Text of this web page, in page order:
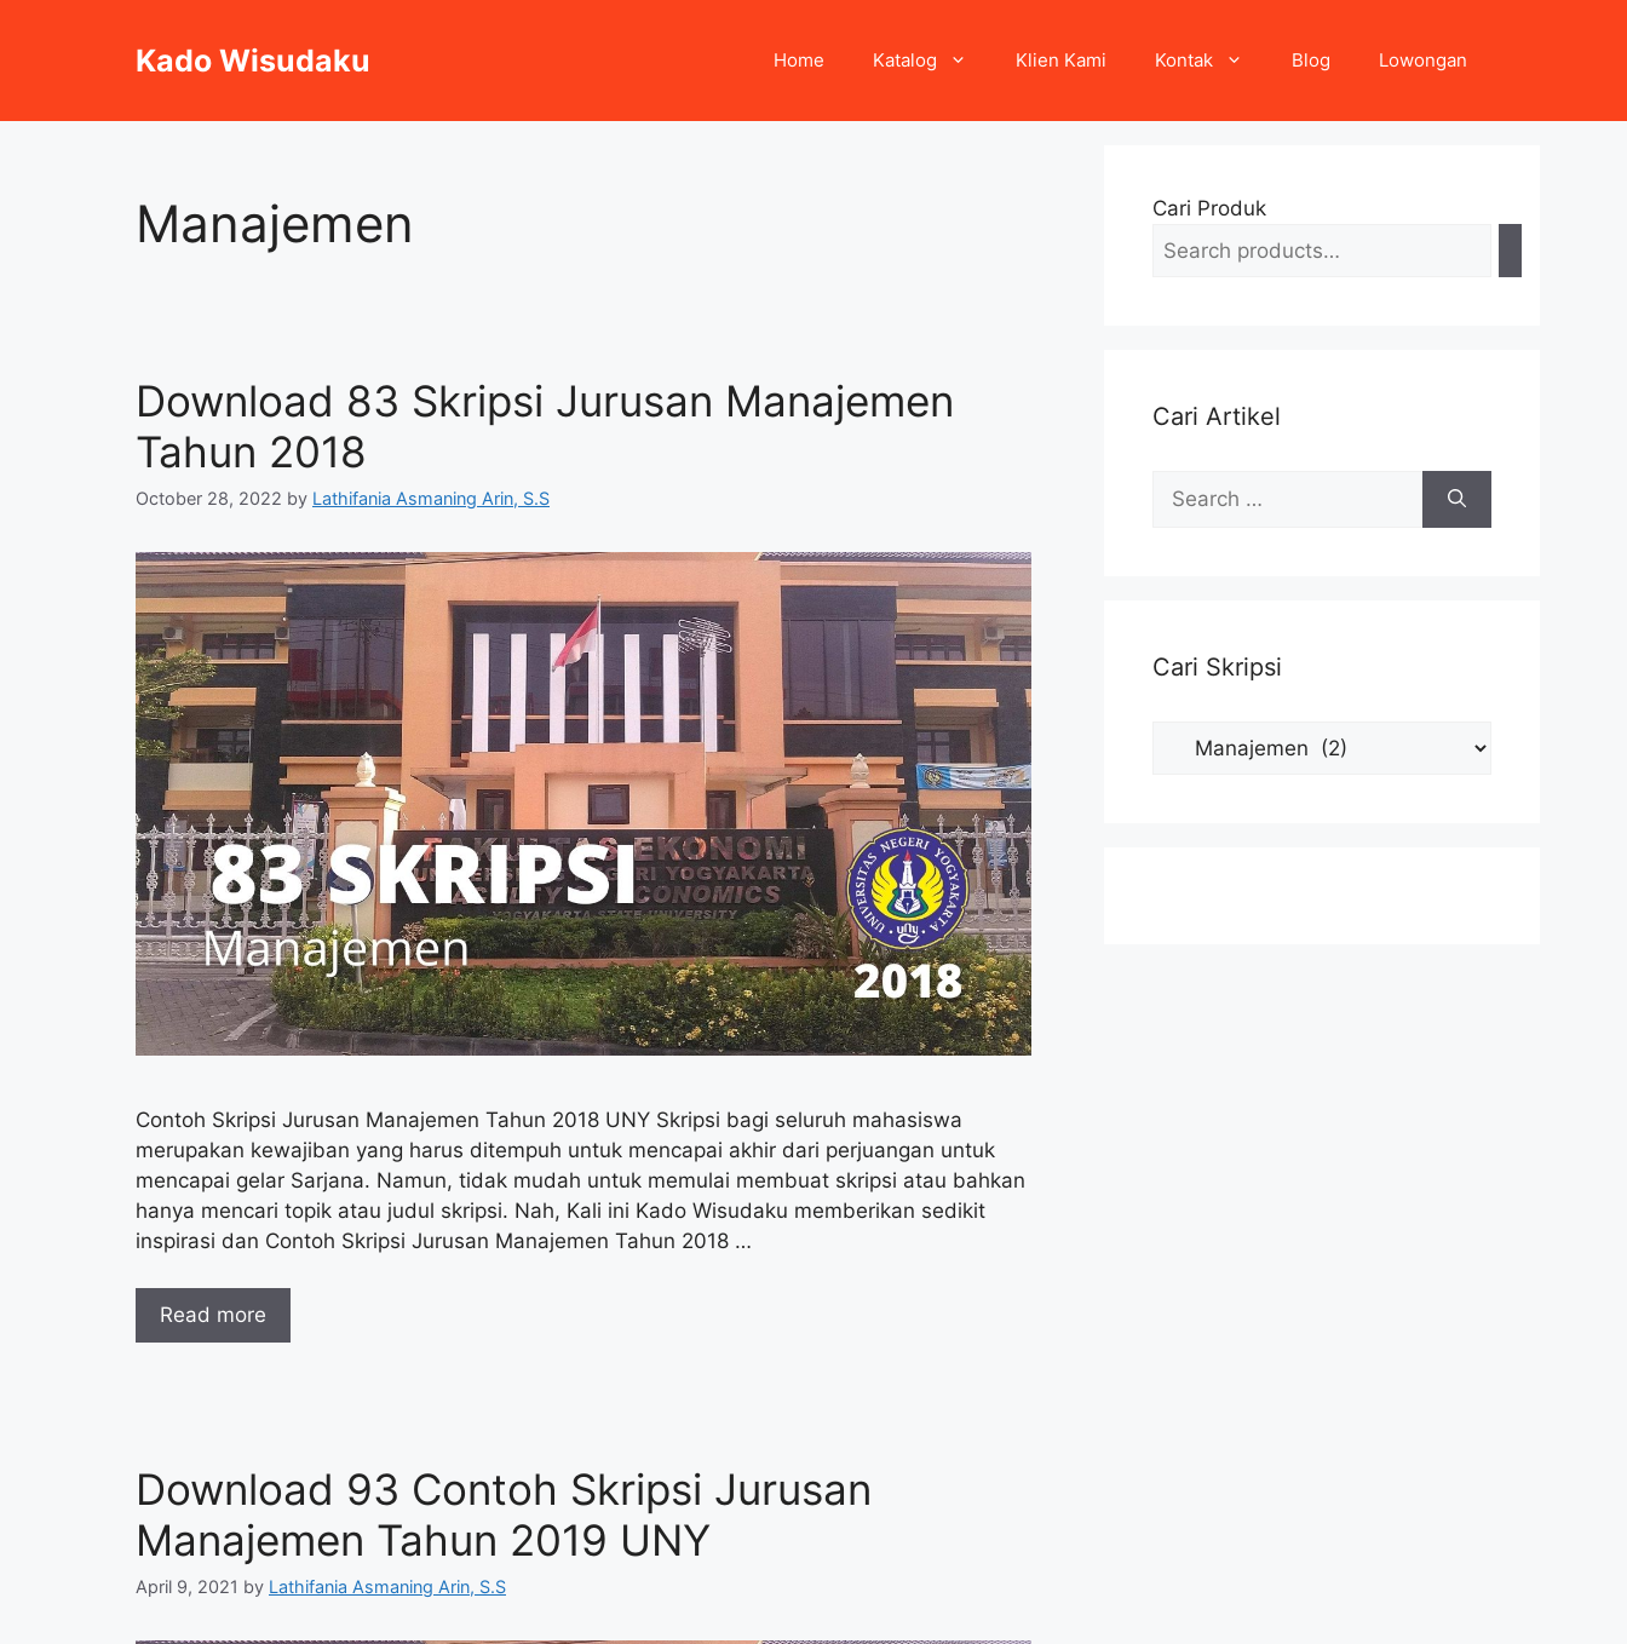
Kado Wisudaku Home Katalog Klien Kami Kontak Blog Lowongan
Manajemen
Download 83 Skripsi Jurusan Manajemen
Tahun 2018
October 28, 2022 by Lathifania Asmaning Arin, S.S
Contoh Skripsi Jurusan Manajemen Tahun 2018 UNY Skripsi bagi seluruh mahasiswa
merupakan kewajiban yang harus ditempuh untuk mencapai akhir dari perjuangan untuk
mencapai gelar Sarjana. Namun, tidak mudah untuk memulai membuat skripsi atau bahkan
hanya mencari topik atau judul skripsi. Nah, Kali ini Kado Wisudaku memberikan sedikit
inspirasi dan Contoh Skripsi Jurusan Manajemen Tahun 2018 …
Read more
Download 93 Contoh Skripsi Jurusan
Manajemen Tahun 2019 UNY
April 9, 2021 by Lathifania Asmaning Arin, S.S
Cari Produk
Cari Artikel
Search
for:
Cari Skripsi